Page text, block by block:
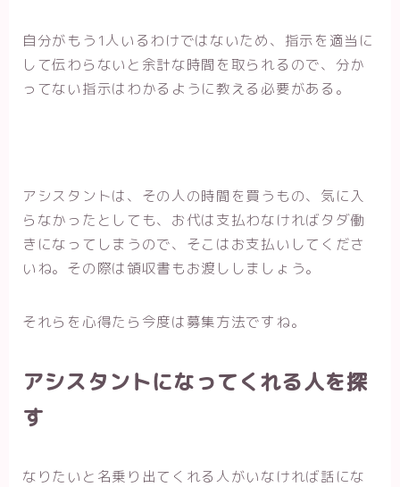
自分がもう1人いるわけではないため、指示を適当に
して伝わらないと余計な時間を取られるので、分か
ってない指示はわかるように教える必要がある。
アシスタントは、その人の時間を買うもの、気に入
らなかったとしても、お代は支払わなければタダ働
きになってしまうので、そこはお支払いしてくださ
いね。その際は領収書もお渡ししましょう。
それらを心得たら今度は募集方法ですね。
アシスタントになってくれる人を探
す
なりたいと名乗り出てくれる人がいなければ話にな